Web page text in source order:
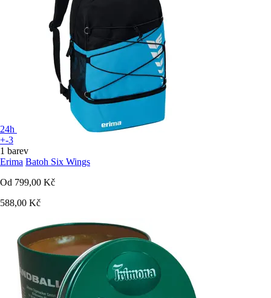
24h
+-3
1 barev
Erima Batoh Six Wings
Od 799,00 Kč
588,00 Kč